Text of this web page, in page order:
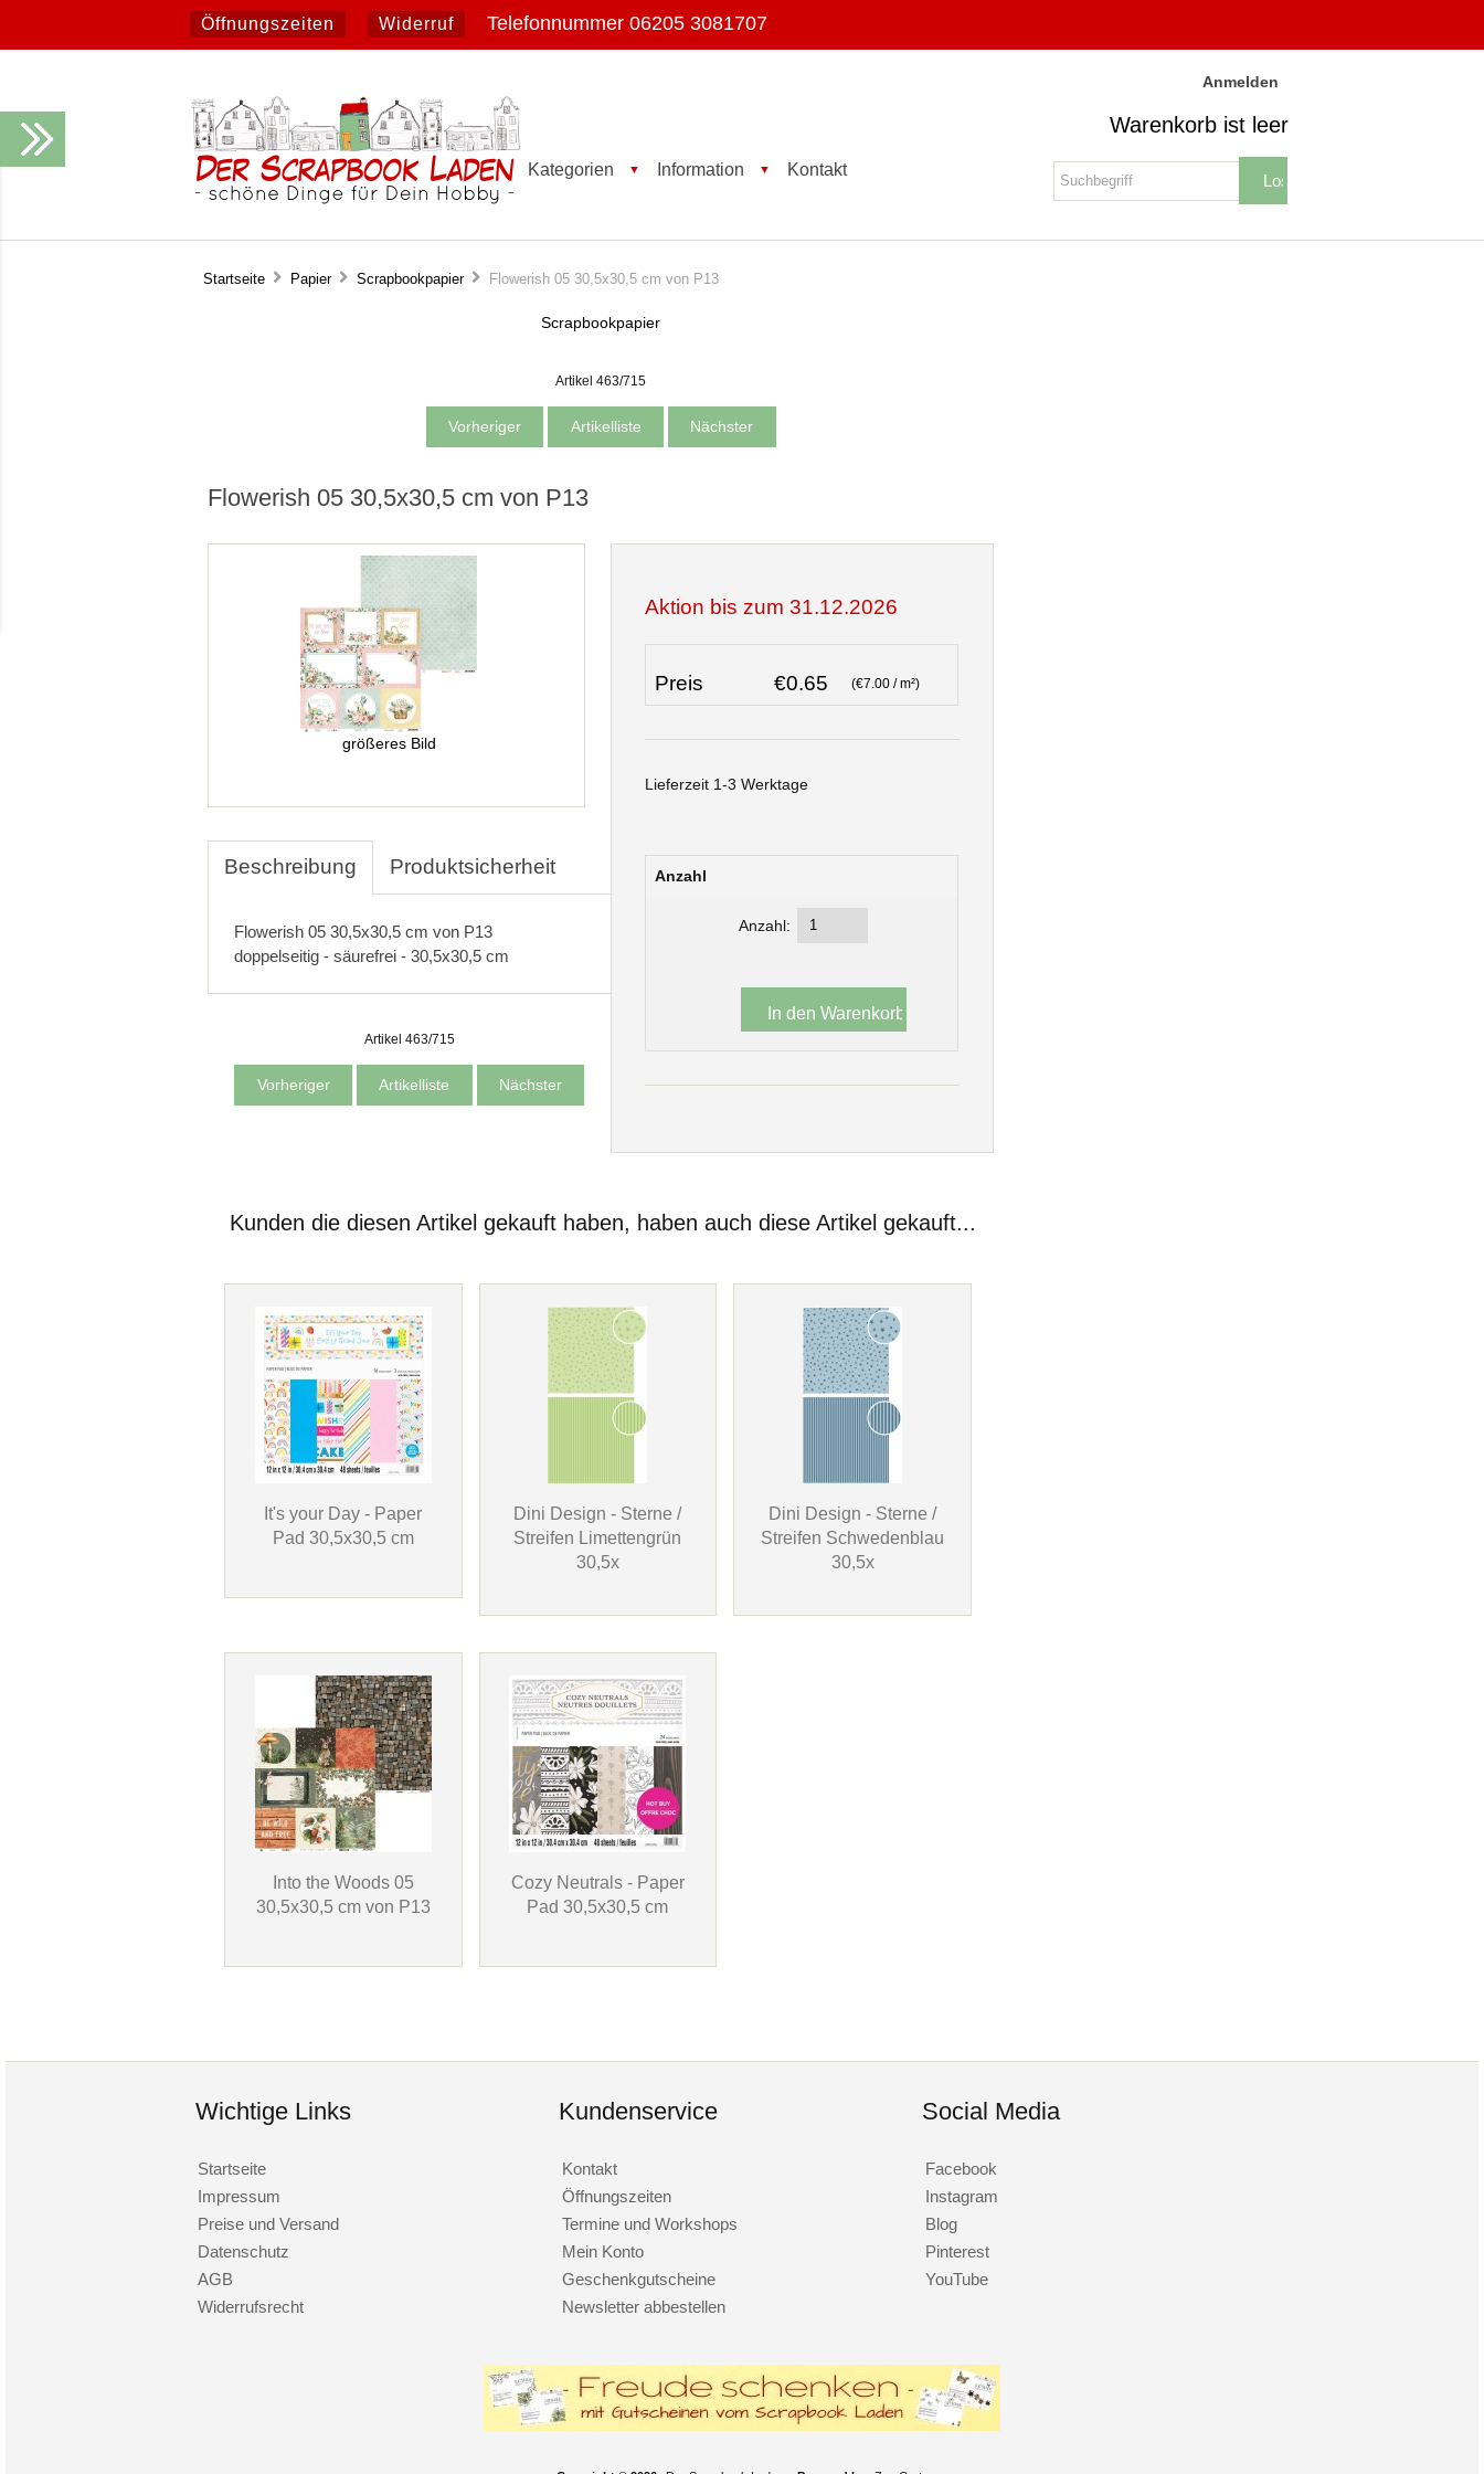
Öffnungszeiten Widerruf Telefonnummer 06205 3081707
Kategorien ▼ Information ▼ Kontakt
Anmelden
Warenkorb ist leer
Startseite Papier Scrapbookpapier Flowerish 05 30,5x30,5 cm von P13
Scrapbookpapier
Artikel 463/715
Vorheriger Artikelliste Nächster
Flowerish 05 30,5x30,5 cm von P13
größeres Bild
Aktion bis zum 31.12.2026
Preis €0.65 (€7.00 / m²)
Lieferzeit 1-3 Werktage
Anzahl
Anzahl:
Beschreibung Produktsicherheit
Flowerish 05 30,5x30,5 cm von P13
doppelseitig - säurefrei - 30,5x30,5 cm
Artikel 463/715
Vorheriger Artikelliste Nächster
Kunden die diesen Artikel gekauft haben, haben auch diese Artikel gekauft...
It's your Day - Paper
Pad 30,5x30,5 cm
Dini Design - Sterne /
Streifen Limettengrün
30,5x
Dini Design - Sterne /
Streifen Schwedenblau
30,5x
Into the Woods 05
30,5x30,5 cm von P13
Cozy Neutrals - Paper
Pad 30,5x30,5 cm
Wichtige Links
Startseite
Impressum
Preise und Versand
Datenschutz
AGB
Widerrufsrecht
Kundenservice
Kontakt
Öffnungszeiten
Termine und Workshops
Mein Konto
Geschenkgutscheine
Newsletter abbestellen
Social Media
Facebook
Instagram
Blog
Pinterest
YouTube